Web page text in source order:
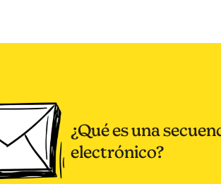
¿Qué es una
electrónico?